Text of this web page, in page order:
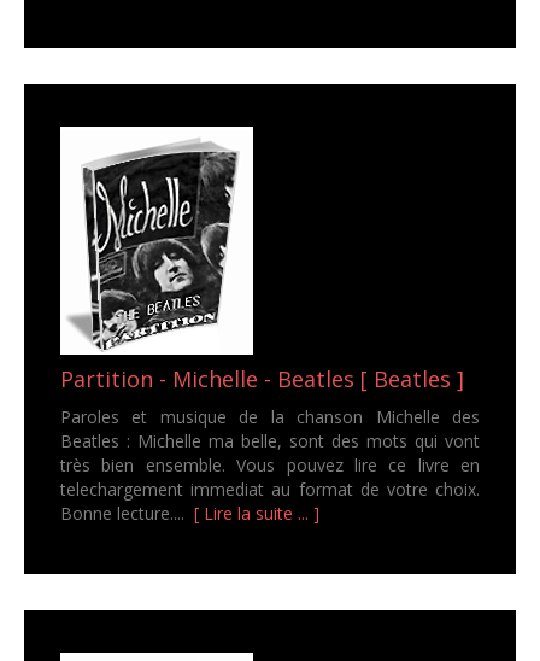
Partition - Michelle - Beatles [ Beatles ]
Paroles et musique de la chanson Michelle des
Beatles : Michelle ma belle, sont des mots qui vont
très bien ensemble. Vous pouvez lire ce livre en
telechargement immediat au format de votre choix.
Bonne lecture.... [ Lire la suite ... ]